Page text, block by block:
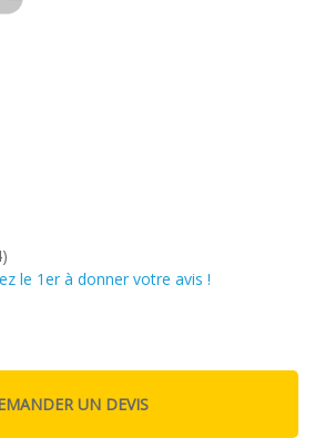
le 1er à donner votre avis !